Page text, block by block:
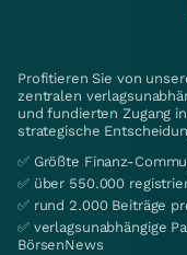
Profitieren Sie von
zentralen
und fundierten Zugang
strategische
✅ Größte Finanz-
✅ über 550.000
✅ rund 2.000 Beiträge
✅ verlagsunabhängige
BörsenNews